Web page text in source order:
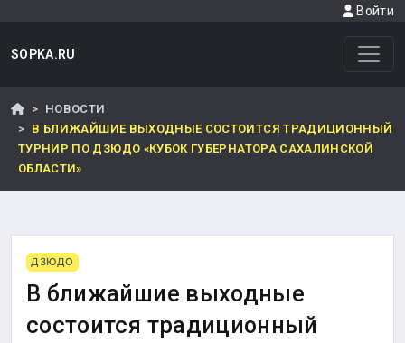
Войти
SOPKA.RU
НОВОСТИ
В БЛИЖАЙШИЕ ВЫХОДНЫЕ СОСТОИТСЯ ТРАДИЦИОННЫЙ
ТУРНИР ПО ДЗЮДО «КУБОК ГУБЕРНАТОРА САХАЛИНСКОЙ
ОБЛАСТИ»
ДЗЮДО
В ближайшие выходные
состоится традиционный